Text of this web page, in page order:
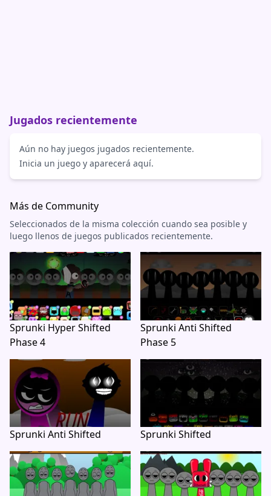
Jugados recientemente
Aún no hay juegos jugados recientemente.
Inicia un juego y aparecerá aquí.
Más de Community
Seleccionados de la misma colección cuando sea posible y
luego llenos de juegos publicados recientemente.
Sprunki Hyper Shifted
Phase 4
Sprunki Anti Shifted
Phase 5
Sprunki Anti Shifted Sprunki Shifted